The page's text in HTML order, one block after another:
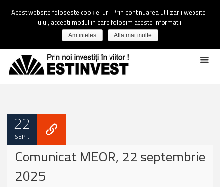
22
SEPT.
Comunicat MEOR, 22 septembrie
2025
Acest website foloseste cookie-uri. Prin continuarea utilizarii website-
ului, accepti modul in care folosim aceste informatii.
Am inteles Afla mai multe